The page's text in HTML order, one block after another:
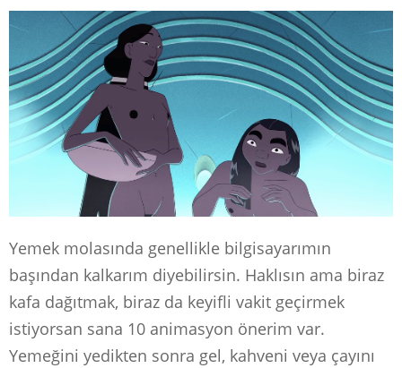
Yemek molasında genellikle bilgisayarımın
başından kalkarım diyebilirsin. Haklısın ama biraz
kafa dağıtmak, biraz da keyifli vakit geçirmek
istiyorsan sana 10 animasyon önerim var.
Yemeğini yedikten sonra gel, kahveni veya çayını